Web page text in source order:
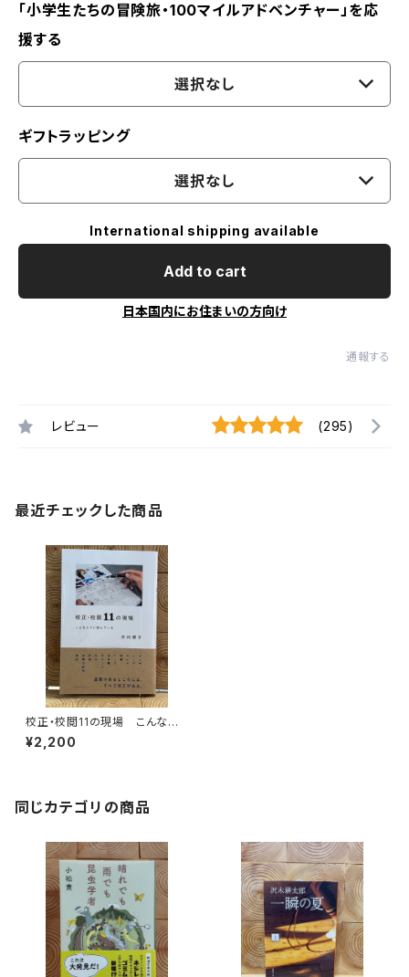
「小学生たちの冒険旅・100マイルアドベンチャー」を応
援する
選択なし
ギフトラッピング
選択なし
International shipping available
Add to cart
日本国内にお住まいの方向け
通報する
レビュー (295)
最近チェックした商品
校正・校閲11の現場 こんなふ
うに読んでいる
¥2,200
同じカテゴリの商品